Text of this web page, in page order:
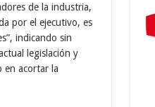
de la industria,
por el ejecutivo, es
indicando sin
legislación y
en acortar la